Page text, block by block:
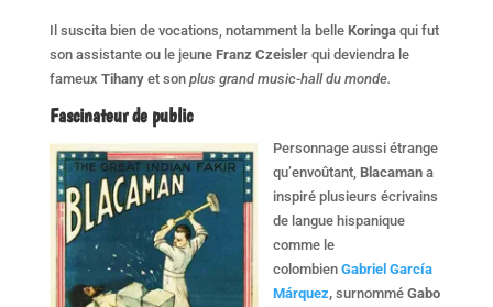
Il suscita bien de vocations, notamment la belle Koringaqui fut
son assistante ou le jeune Franz Czeisler qui deviendra le
fameux Tihanyet son plus grand music-hall du monde.
Fascinateur de public
Personnage aussi étrange
qu’envoûtant, Blacamana
inspiré plusieurs écrivains
de langue hispanique
comme le
colombien Gabriel García
Márquez, surnomméGabo